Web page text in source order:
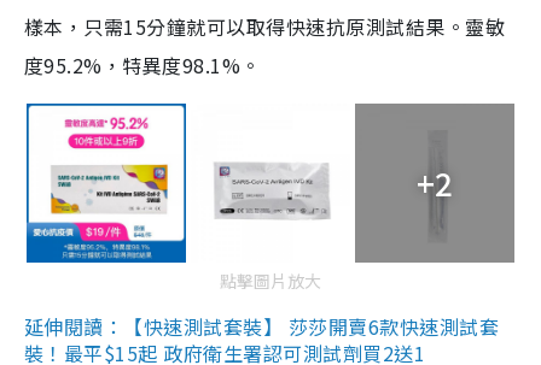
樣本，只需15分鐘就可以取得快速抗原測試結果。靈敏
度95.2%，特異度98.1%。
+2
點擊圖片放大
延伸閱讀：【快速測試套裝】 莎莎開賣6款快速測試套
裝！最平$15起 政府衛生署認可測試劑買2送1